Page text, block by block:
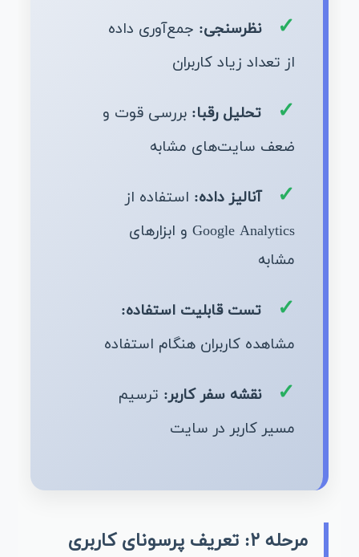
نظرسنجی: جمع‌آوری داده
از تعداد زیاد کاربران
تحلیل رقبا: بررسی قوت و
ضعف سایت‌های مشابه
آنالیز داده: استفاده از
Google Analytics و ابزارهای
مشابه
تست قابلیت استفاده:
مشاهده کاربران هنگام استفاده
نقشه سفر کاربر: ترسیم
مسیر کاربر در سایت
مرحله ۲: تعریف پرسونای کاربری